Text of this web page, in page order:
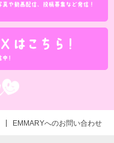
EMMARYへのお問い合わせ